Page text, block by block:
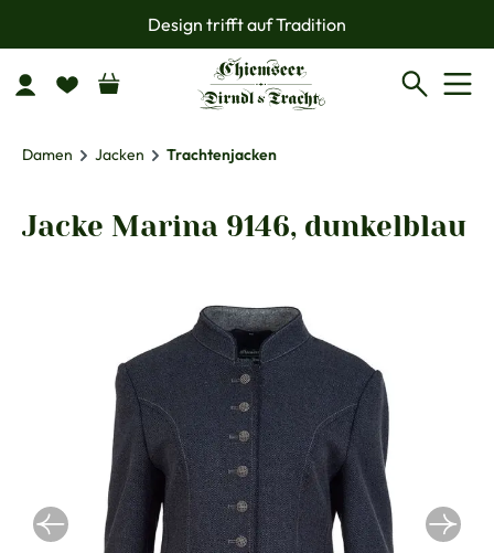
Zum Hauptinhalt springenDesign trifft auf Tradition
Damen Jacken Trachtenjacken
Jacke Marina 9146, dunkelblau